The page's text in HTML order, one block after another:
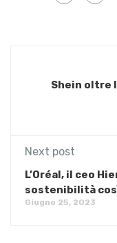
Shein oltre
Next post
L’Oréal, il ceo
sostenibilità
Giugno 25, 2023